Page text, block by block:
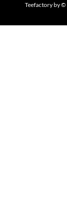
Teefactoryby ©